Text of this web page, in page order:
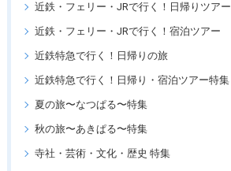
近鉄・フェリー・JRで行く！日帰りツアー
近鉄・フェリー・JRで行く！宿泊ツアー
近鉄特急で行く！日帰りの旅
近鉄特急で行く！日帰り・宿泊ツアー特集
夏の旅〜なつぱる〜特集
秋の旅〜あきぱる〜特集
寺社・芸術・文化・歴史 特集